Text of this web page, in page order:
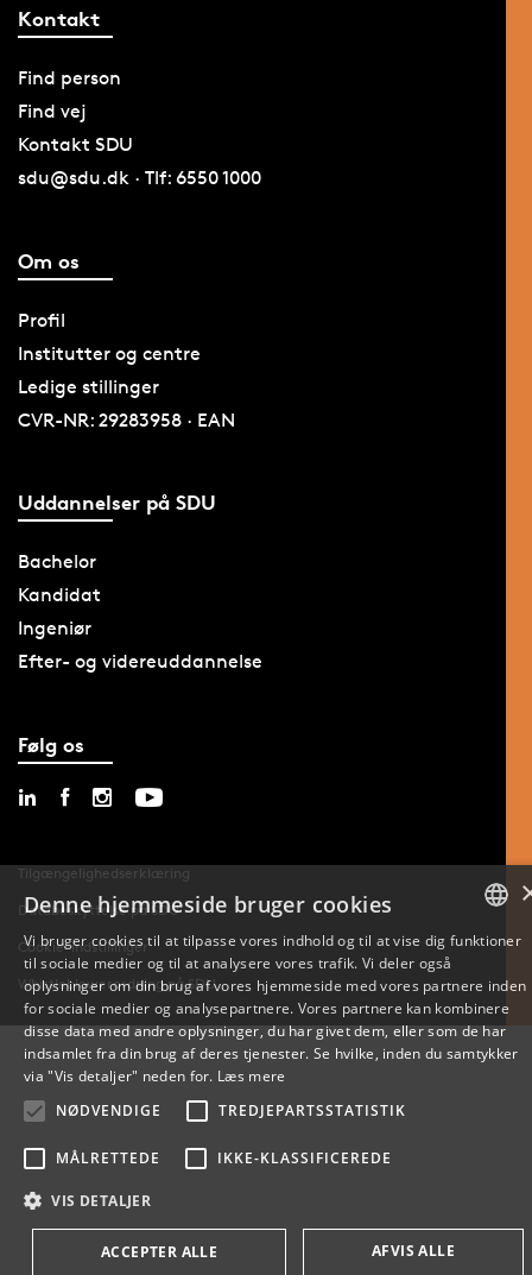
Kontakt
Find person
Find vej
Kontakt SDU
sdu@sdu.dk · Tlf: 6550 1000
Om os
Profil
Institutter og centre
Ledige stillinger
CVR-NR: 29283958 · EAN
Uddannelser på SDU
Bachelor
Kandidat
Ingeniør
Efter- og videreuddannelse
Følg os
Tilgængelighedserklæring
Databeskyttelse på SDU
Cookie-indstillinger
Whistleblowerordning på SDU
ENGLISH
Denne hjemmeside bruger cookies
Vi bruger cookies til at tilpasse vores indhold og til at vise dig funktioner
til sociale medier og til at analysere vores trafik. Vi deler også
oplysninger om din brug af vores hjemmeside med vores partnere inden
for sociale medier og analysepartnere. Vores partnere kan kombinere
disse data med andre oplysninger, du har givet dem, eller som de har
indsamlet fra din brug af deres tjenester. Se hvilke, inden du samtykker
via "Vis detaljer" neden for. Læs mere
NØDVENDIGE
TREDJEPARTSSTATISTIK
MÅLRETTEDE IKKE-KLASSIFICEREDE
VIS DETALJER
ACCEPTER ALLE AFVIS ALLE